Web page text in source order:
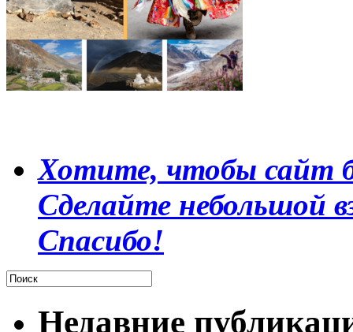
Хотите, чтобы сайт
Сделайте небольшой
Спасибо!
Недавние